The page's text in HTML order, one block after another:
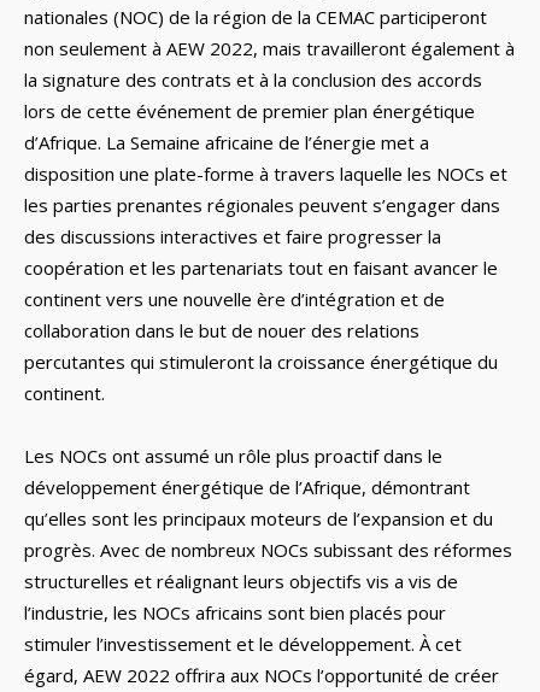
nationales (NOC) de la région de la CEMAC participeront
non seulement à AEW 2022, mais travailleront également à
la signature des contrats et à la conclusion des accords
lors de cette événement de premier plan énergétique
d’Afrique. La Semaine africaine de l’énergie met a
disposition une plate-forme à travers laquelle les NOCs et
les parties prenantes régionales peuvent s’engager dans
des discussions interactives et faire progresser la
coopération et les partenariats tout en faisant avancer le
continent vers une nouvelle ère d’intégration et de
collaboration dans le but de nouer des relations
percutantes qui stimuleront la croissance énergétique du
continent.
Les NOCs ont assumé un rôle plus proactif dans le
développement énergétique de l’Afrique, démontrant
qu’elles sont les principaux moteurs de l’expansion et du
progrès. Avec de nombreux NOCs subissant des réformes
structurelles et réalignant leurs objectifs vis a vis de
l’industrie, les NOCs africains sont bien placés pour
stimuler l’investissement et le développement. À cet
égard, AEW 2022 offrira aux NOCs l’opportunité de créer